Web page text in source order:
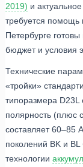
2019) и
требуется помощь
Петербурге
бюджет и условия
Технические
«тройки»
типоразмера
полярность (плюс
составляет 60–85
поколений BK и
технологии